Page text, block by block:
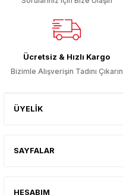
Ücretsiz & Hızlı Kargo
Bizimle Alışverişin Tadını Çıkarın
ÜYELİK
SAYFALAR
HESABIM